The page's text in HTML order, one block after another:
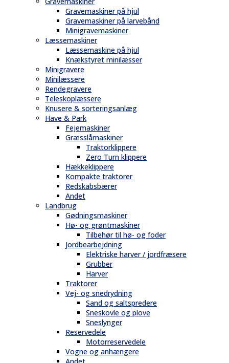
Gravemaskiner på hjul
Gravemaskiner på larvebånd
Minigravemaskiner
Læssemaskiner
Læssemaskine på hjul
Knækstyret minilæsser
Minigravere
Minilæssere
Rendegravere
Teleskoplæssere
Knusere & sorteringsanlæg
Have & Park
Fejemaskiner
Græsslåmaskiner
Traktorklippere
Zero Turn klippere
Hækkeklippere
Kompakte traktorer
Redskabsbærer
Andet
Landbrug
Gødningsmaskiner
Hø- og grøntmaskiner
Tilbehør til hø- og foder
Jordbearbejdning
Elektriske harver / jordfræsere
Grubber
Harver
Traktorer
Vej- og snedrydning
Sand og saltspredere
Sneskovle og plove
Sneslynger
Reservedele
Motorreservedele
Vogne og anhængere